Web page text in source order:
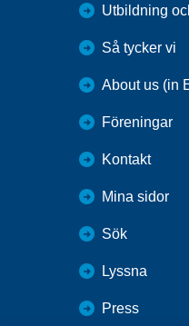
Utbildning
Så tycker vi
About us (in
Föreningar
Kontakt
Mina sidor
Sök
Lyssna
Press